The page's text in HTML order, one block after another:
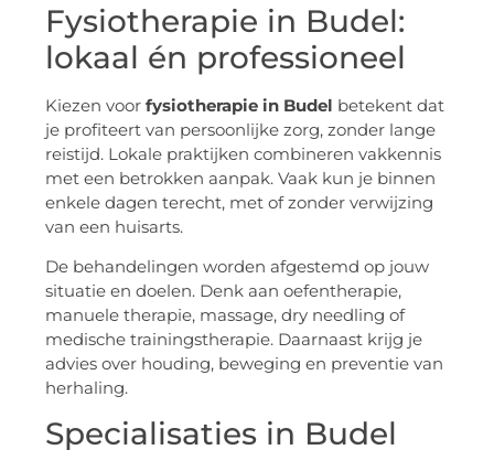
Fysiotherapie in Budel:
lokaal én professioneel
Kiezen voor fysiotherapie in Budel betekent dat
je profiteert van persoonlijke zorg, zonder lange
reistijd. Lokale praktijken combineren vakkennis
met een betrokken aanpak. Vaak kun je binnen
enkele dagen terecht, met of zonder verwijzing
van een huisarts.
De behandelingen worden afgestemd op jouw
situatie en doelen. Denk aan oefentherapie,
manuele therapie, massage, dry needling of
medische trainingstherapie. Daarnaast krijg je
advies over houding, beweging en preventie van
herhaling.
Specialisaties in Budel